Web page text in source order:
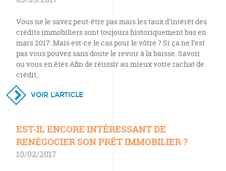
Vous ne le savez peut-être pas mais les taux d’intérêt des
crédits immobiliers sont toujours historiquement bas en
mars 2017. Mais est-ce le cas pour le vôtre ? Si ça ne l’est
pas vous pouvez sans doute le revoir à la baisse. Savoir
ou vous en êtes Afin de réussir au mieux votre rachat de
crédit…
VOIR L’ARTICLE
EST-IL ENCORE INTÉRESSANT DE
RENÉGOCIER SON PRÊT IMMOBILIER ?
10/02/2017